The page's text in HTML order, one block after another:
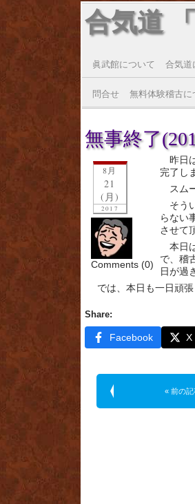
合気道
眞武館について 合気道
問合せ 無料体験稽古に
無事終了
8月
21
(月)
2017
Comments (0)
昨日
完了し
スム
そう
らない
させて
本日
で、稽
日が過
では、本日も一日頑
Share:
Facebook X
« 前の記